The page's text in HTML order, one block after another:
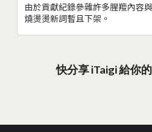
由於貢獻紀錄參雜許多腥羶內容
燒燙燙新詞暫且下架。
快分享 iTaigi 給你